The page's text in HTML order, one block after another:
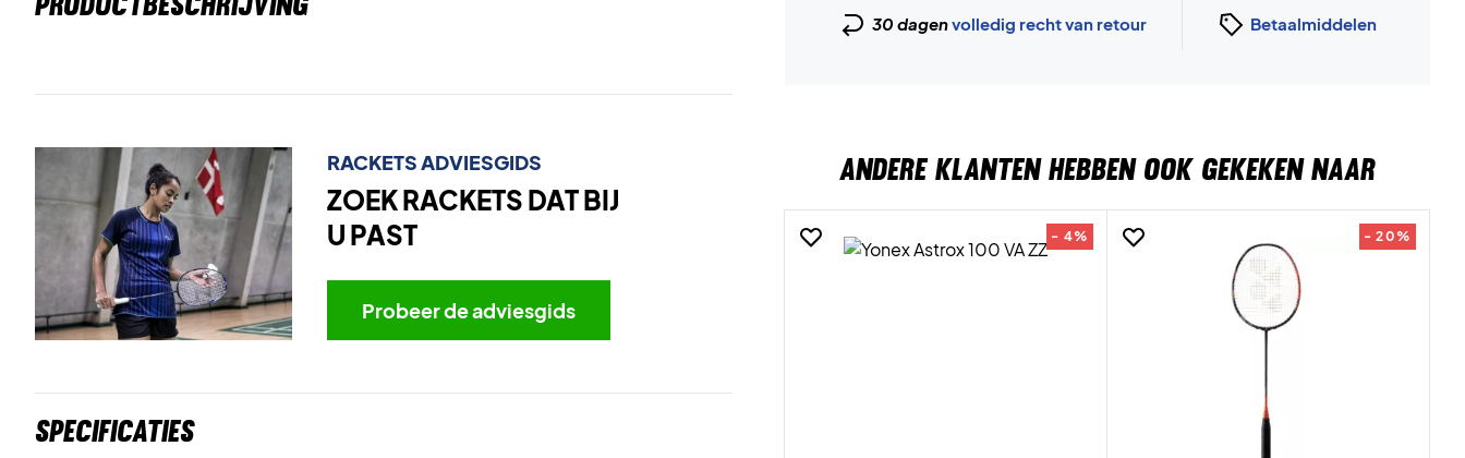
RACKETS ADVIESGIDS
ZOEK RACKETS DAT BIJ
U PAST
Probeer de adviesgids
Specificaties
30 dagenvolledig recht van retour Betaalmiddelen
ANDERE KLANTEN HEBBEN OOK GEKEKEN NAAR
- 4% - 20%